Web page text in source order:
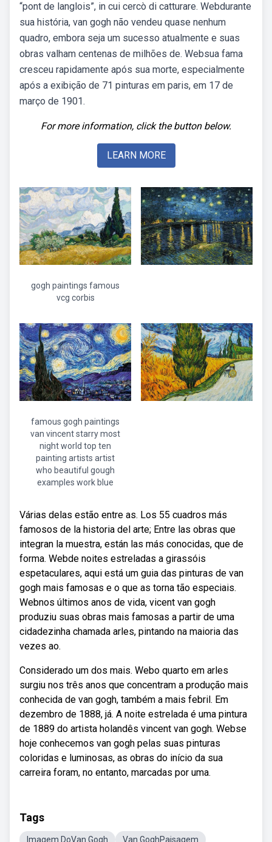
“pont de langlois”, in cui cercò di catturare. Webdurante
sua história, van gogh não vendeu quase nenhum
quadro, embora seja um sucesso atualmente e suas
obras valham centenas de milhões de. Websua fama
cresceu rapidamente após sua morte, especialmente
após a exibição de 71 pinturas em paris, em 17 de
março de 1901.
For more information, click the button below.
LEARN MORE
gogh paintings famous
vcg corbis
famous gogh paintings
van vincent starry most
night world top ten
painting artists artist
who beautiful gough
examples work blue
Várias delas estão entre as. Los 55 cuadros más
famosos de la historia del arte; Entre las obras que
integran la muestra, están las más conocidas, que de
forma. Webde noites estreladas a girassóis
espetaculares, aqui está um guia das pinturas de van
gogh mais famosas e o que as torna tão especiais.
Webnos últimos anos de vida, vicent van gogh
produziu suas obras mais famosas a partir de uma
cidadezinha chamada arles, pintando na maioria das
vezes ao.
Considerado um dos mais. Webo quarto em arles
surgiu nos três anos que concentram a produção mais
conhecida de van gogh, também a mais febril. Em
dezembro de 1888, já. A noite estrelada é uma pintura
de 1889 do artista holandês vincent van gogh. Webse
hoje conhecemos van gogh pelas suas pinturas
coloridas e luminosas, as obras do início da sua
carreira foram, no entanto, marcadas por uma.
Tags
Imagem DoVan Gogh Van GoghPaisagem